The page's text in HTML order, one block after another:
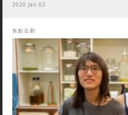
2020 Jan 02
焦點企劃